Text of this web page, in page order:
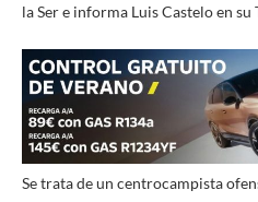
la Ser e informa Luis Castelo en su
Se trata de un centrocampista